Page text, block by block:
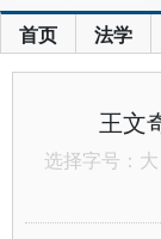
首页 法学
王文
选择字号： 大